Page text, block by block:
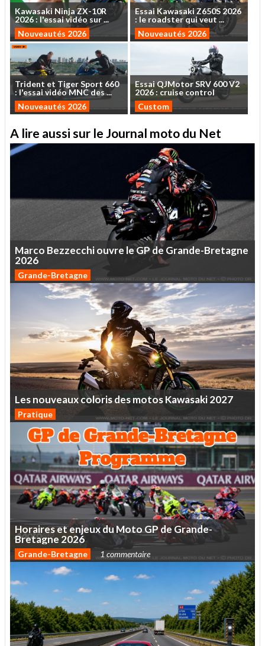
Kawasaki NinjaZX-10R
2026: l'essaividéo sur...
Nouveautés 2026
Essai Kawasaki Z650S 2026
: le roadsterquiveut ...
Nouveautés 2026
Trident et TigerSport 660
: l'essaividéo MNCdes...
Nouveautés 2026
EssaiQJMotorSRV 600V2
2026 : cruise control
Custom
A lire aussi sur le Journal moto du Net
Marco Bezzecchiouvre leGPde Grande-Bretagne
2026
Grande-Bretagne
LesnouveauxcolorisdesmotosKawasaki2027
Pratique
HorairesetenjeuxduMotoGPdeGrande-
Bretagne 2026
Grande-Bretagne 1 commentaire